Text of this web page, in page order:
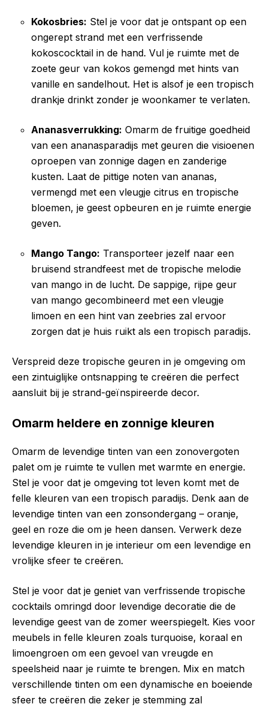
Kokosbries: Stel je voor dat je ontspant op een
ongerept strand met een verfrissende
kokoscocktail in de hand. Vul je ruimte met de
zoete geur van kokos gemengd met hints van
vanille en sandelhout. Het is alsof je een tropisch
drankje drinkt zonder je woonkamer te verlaten.
Ananasverrukking: Omarm de fruitige goedheid
van een ananasparadijs met geuren die visioenen
oproepen van zonnige dagen en zanderige
kusten. Laat de pittige noten van ananas,
vermengd met een vleugje citrus en tropische
bloemen, je geest opbeuren en je ruimte energie
geven.
Mango Tango: Transporteer jezelf naar een
bruisend strandfeest met de tropische melodie
van mango in de lucht. De sappige, rijpe geur
van mango gecombineerd met een vleugje
limoen en een hint van zeebries zal ervoor
zorgen dat je huis ruikt als een tropisch paradijs.
Verspreid deze tropische geuren in je omgeving om
een zintuiglijke ontsnapping te creëren die perfect
aansluit bij je strand-geïnspireerde decor.
Omarm heldere en zonnige kleuren
Omarm de levendige tinten van een zonovergoten
palet om je ruimte te vullen met warmte en energie.
Stel je voor dat je omgeving tot leven komt met de
felle kleuren van een tropisch paradijs. Denk aan de
levendige tinten van een zonsondergang – oranje,
geel en roze die om je heen dansen. Verwerk deze
levendige kleuren in je interieur om een levendige en
vrolijke sfeer te creëren.
Stel je voor dat je geniet van verfrissende tropische
cocktails omringd door levendige decoratie die de
levendige geest van de zomer weerspiegelt. Kies voor
meubels in felle kleuren zoals turquoise, koraal en
limoengroen om een gevoel van vreugde en
speelsheid naar je ruimte te brengen. Mix en match
verschillende tinten om een dynamische en boeiende
sfeer te creëren die zeker je stemming zal